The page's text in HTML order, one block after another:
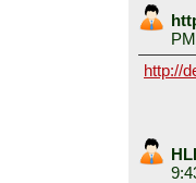
http://